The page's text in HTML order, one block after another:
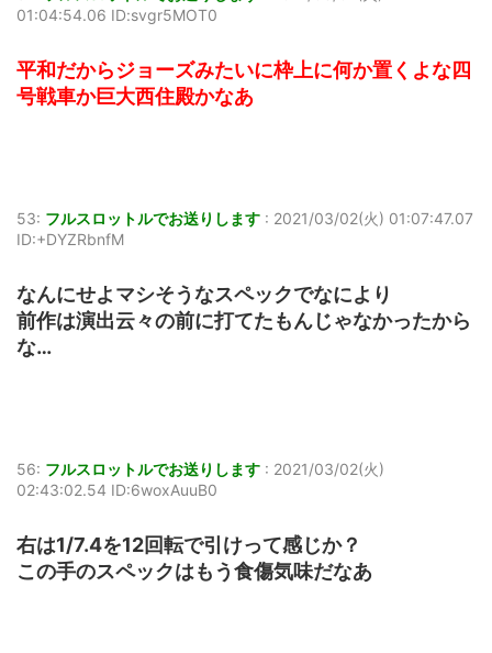
01:04:54.06 ID:svgr5MOT0
平和だからジョーズみたいに枠上に何か置くよな四
号戦車か巨大西住殿かなあ
53: フルスロットルでお送りします : 2021/03/02(火) 01:07:47.07
ID:+DYZRbnfM
なんにせよマシそうなスペックでなにより
前作は演出云々の前に打てたもんじゃなかったから
な…
56: フルスロットルでお送りします : 2021/03/02(火)
02:43:02.54 ID:6woxAuuB0
右は1/7.4を12回転で引けって感じか？
この手のスペックはもう食傷気味だなあ